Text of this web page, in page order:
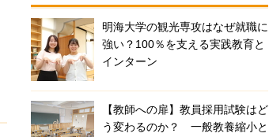
明海大学の観光専攻はなぜ就職に
強い？100％を支える実践教育と
インターン
【教師への扉】教員採用試験はど
う変わるのか？ 一般教養縮小と